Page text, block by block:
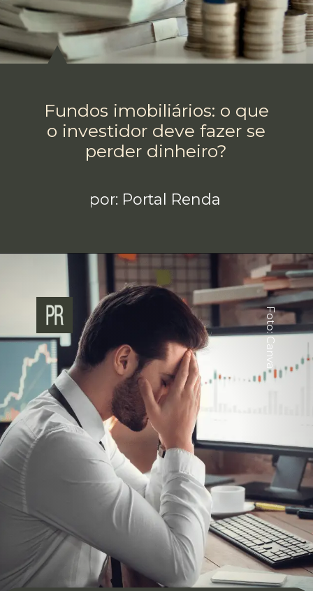
Fundos imobiliários: o que
o investidor deve fazer se
perder dinheiro?
por: Portal Renda
Foto: Canva